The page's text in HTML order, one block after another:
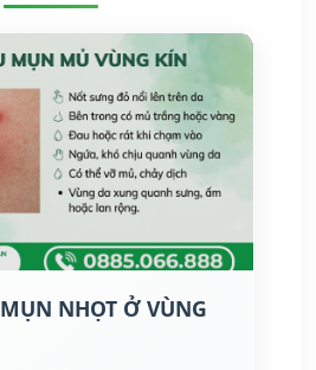
NHỌT Ở VÙNG